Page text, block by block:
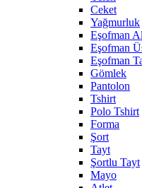
Ceket
Yağmurluk
Eşofman
Eşofman
Eşofman
Gömlek
Pantolon
Tshirt
Polo Tshirt
Forma
Şort
Tayt
Şortlu Tayt
Mayo